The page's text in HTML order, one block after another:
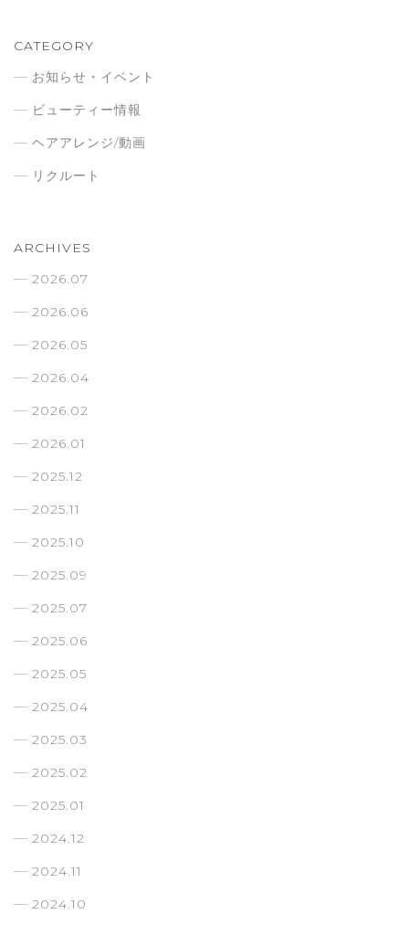
CATEGORY
お知らせ・イベント
ビューティー情報
ヘアアレンジ/動画
リクルート
ARCHIVES
2026.07
2026.06
2026.05
2026.04
2026.02
2026.01
2025.12
2025.11
2025.10
2025.09
2025.07
2025.06
2025.05
2025.04
2025.03
2025.02
2025.01
2024.12
2024.11
2024.10